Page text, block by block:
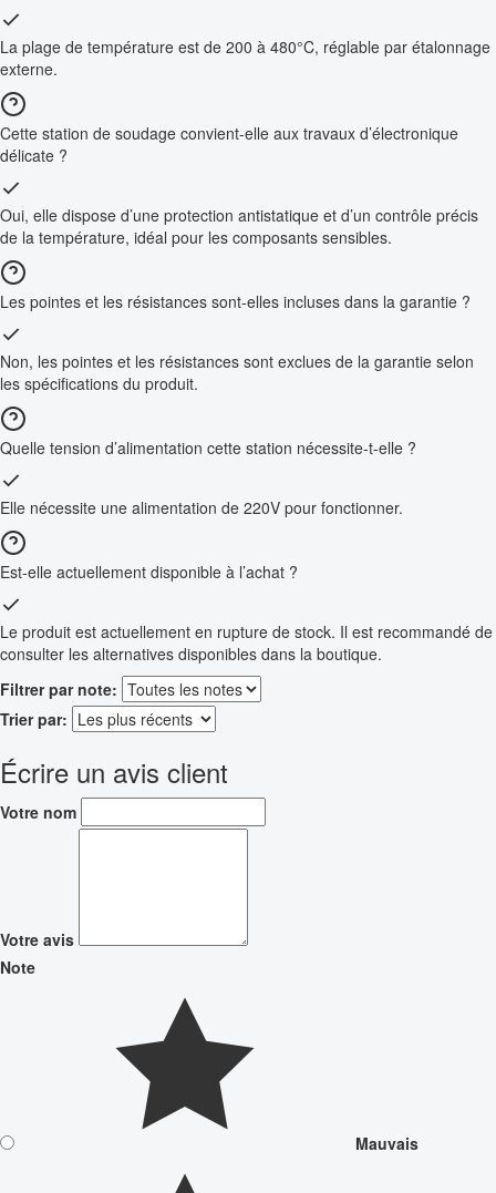
La plage de température est de 200 à 480°C, réglable par étalonnage
externe.
Cette station de soudage convient-elle aux travaux d’électronique
délicate ?
Oui, elle dispose d’une protection antistatique et d’un contrôle précis
de la température, idéal pour les composants sensibles.
Les pointes et les résistances sont-elles incluses dans la garantie ?
Non, les pointes et les résistances sont exclues de la garantie selon
les spécifications du produit.
Quelle tension d’alimentation cette station nécessite-t-elle ?
Elle nécessite une alimentation de 220V pour fonctionner.
Est-elle actuellement disponible à l’achat ?
Le produit est actuellement en rupture de stock. Il est recommandé de
consulter les alternatives disponibles dans la boutique.
Filtrer par note:
Trier par:
Écrire un avis client
Votre nom
Votre avis
Note
Mauvais